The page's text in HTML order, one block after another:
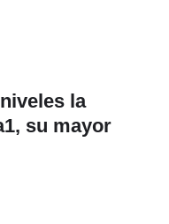
la
su mayor